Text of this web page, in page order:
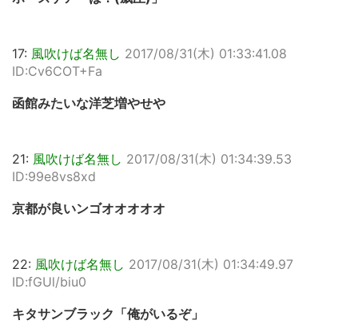
17: 風吹けば名無し 2017/08/31(木) 01:33:41.08
ID:Cv6COT+Fa
函館みたいな洋芝増やせや
21: 風吹けば名無し 2017/08/31(木) 01:34:39.53
ID:99e8vs8xd
京都が良いンゴオオオオオ
22: 風吹けば名無し 2017/08/31(木) 01:34:49.97
ID:fGUl/biu0
キタサンブラック「俺がいるぞ」